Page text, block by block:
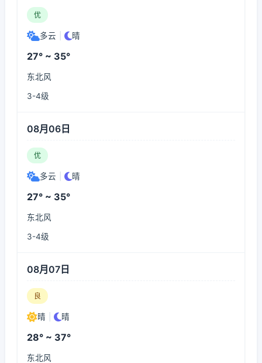
优
多云 晴
27° ~ 35°
东北风
3-4级
08月06日
优
多云 晴
27° ~ 35°
东北风
3-4级
08月07日
良
晴 晴
28° ~ 37°
东北风